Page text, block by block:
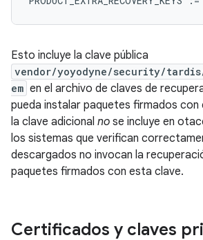
Esto incluye la clave pública
vendor/yoyodyne/security/
em en el archivo de claves de
pueda instalar paquetes firmados con
la clave adicional no se incluye en
los sistemas que verifican
descargados no invocan la
paquetes firmados con esta clave.
Certificados y claves